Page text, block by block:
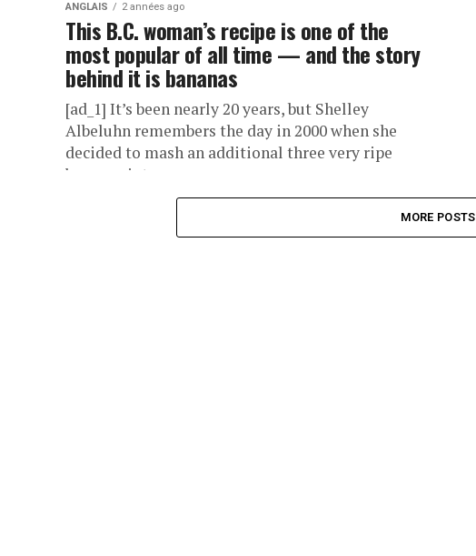
ANGLAIS 2 années ago
This B.C. woman’s recipe is one of the
most popular of all time — and the story
behind it is bananas
[ad_1] It’s been nearly 20 years, but Shelley
Albeluhn remembers the day in 2000 when she
decided to mash an additional three very ripe
bananas into...
MORE POSTS